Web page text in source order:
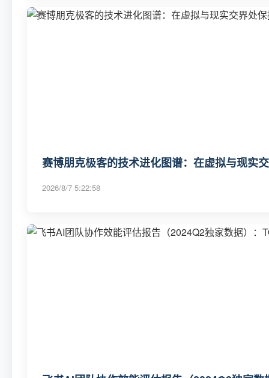
赛博朋克极客的技术进化图谱：在虚拟与现实
2026/8/7 5:22:58